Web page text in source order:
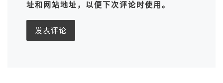
址和网站地址，以便下次评论时使用。